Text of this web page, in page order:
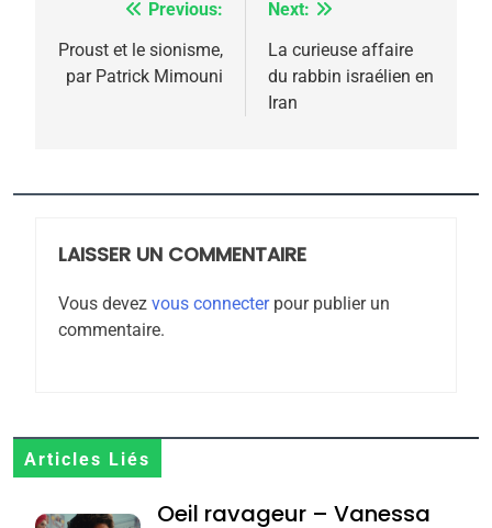
Navigation
de
l’article
Previous:
Proust et le sionisme,
par Patrick Mimouni
Next:
La curieuse affaire
du rabbin israélien en
Iran
LAISSER UN COMMENTAIRE
Vous devez vous connecterpour publier un
commentaire.
Articles Liés
Oeil ravageur – Vanessa
2025, l’année la plus
rapport d’ADL contre
FRANCE ISRAÉL
6
Zrihen-Dvir
7
Jacques Hadida